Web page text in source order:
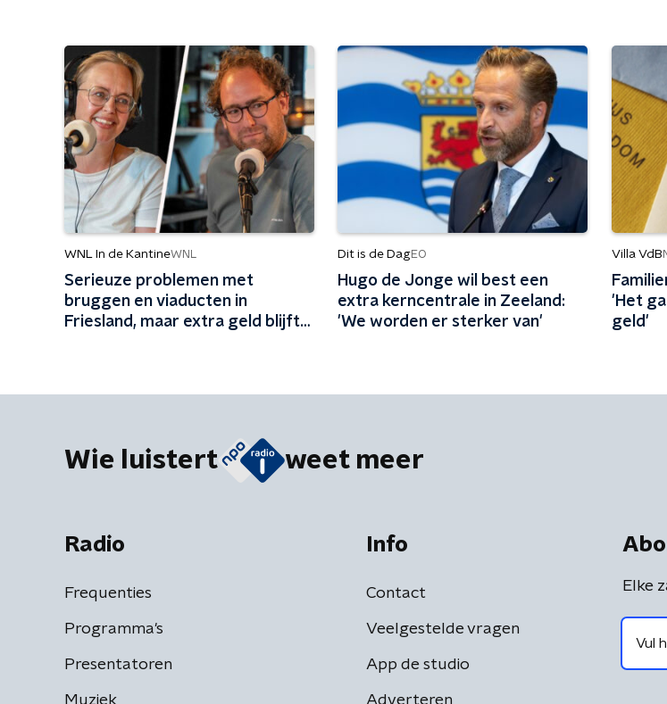
WNL In de KantineWNL
Serieuze problemen met
bruggen en viaducten in
Friesland, maar extra geld blijft
Dit is de DagEO
Hugo de Jonge wil best een
extra kerncentrale in Zeeland:
'We worden er sterker van'
Villa VdB
'Het
geld'
Wie luistert weet meer
Radio
Frequenties
Programma's
Presentatoren
Muziek
Info
Contact
Veelgestelde vragen
App de studio
Adverteren
Elke